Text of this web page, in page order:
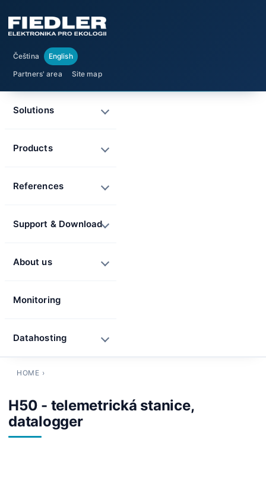
Čeština
English
Partners' area
Site map
HOME ›
H50 - telemetrická stanice,
datalogger
Solutions
Products
References
Support & Download
About us
Monitoring
Datahosting